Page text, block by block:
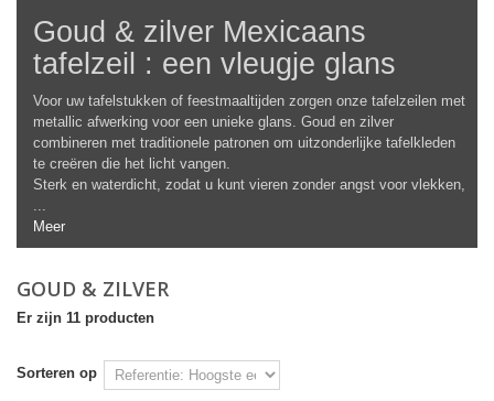
Goud & zilver Mexicaans
tafelzeil : een vleugje glans
Voor uw tafelstukken of feestmaaltijden zorgen onze tafelzeilen met
metallic afwerking voor een unieke glans. Goud en zilver
combineren met traditionele patronen om uitzonderlijke tafelkleden
te creëren die het licht vangen.
Sterk en waterdicht, zodat u kunt vieren zonder angst voor vlekken,
Meer
GOUD & ZILVER
Er zijn 11 producten
Sorteren op